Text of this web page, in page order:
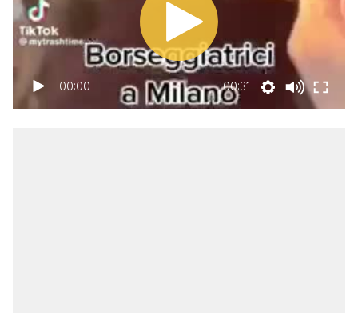
00:00 00:31